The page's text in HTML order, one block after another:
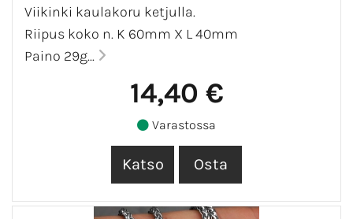
Viikinki kaulakoru ketjulla.
Riipus koko n. K 60mm X L 40mm
Paino 29g...
14,40 €
Varastossa